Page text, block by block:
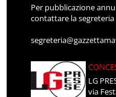
Per pubblicazione
contattare la segreteria
LG
via